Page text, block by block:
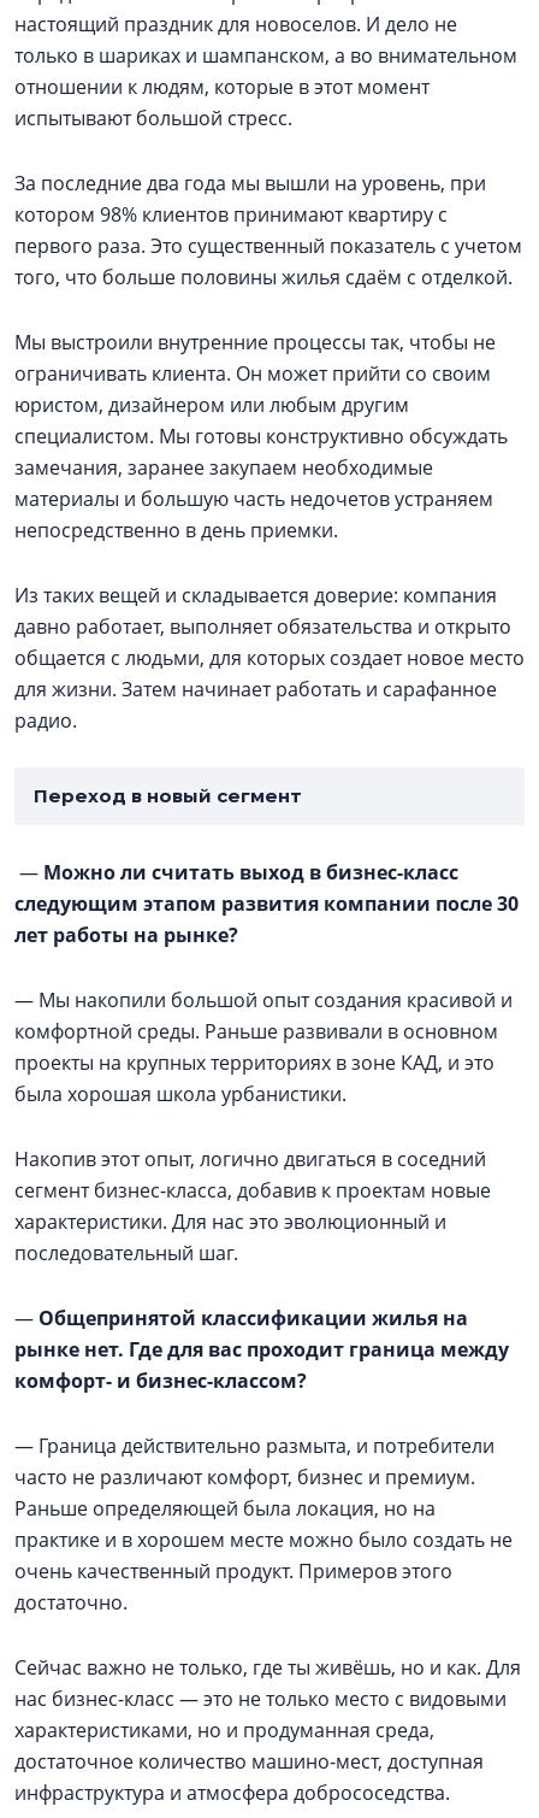
настоящий праздник для новоселов. И дело не
только в шариках и шампанском, а во внимательном
отношении к людям, которые в этот момент
испытывают большой стресс.
За последние два года мы вышли на уровень, при
котором 98% клиентов принимают квартиру с
первого раза. Это существенный показатель с учетом
того, что больше половины жилья сдаём с отделкой.
Мы выстроили внутренние процессы так, чтобы не
ограничивать клиента. Он может прийти со своим
юристом, дизайнером или любым другим
специалистом. Мы готовы конструктивно обсуждать
замечания, заранее закупаем необходимые
материалы и большую часть недочетов устраняем
непосредственно в день приемки.
Из таких вещей и складывается доверие: компания
давно работает, выполняет обязательства и открыто
общается с людьми, для которых создает новое место
для жизни. Затем начинает работать и сарафанное
радио.
Переход в новый сегмент
— Можно ли считать выход в бизнес-класс
следующим этапом развития компании после 30
лет работы на рынке?
— Мы накопили большой опыт создания красивой и
комфортной среды. Раньше развивали в основном
проекты на крупных территориях в зоне КАД, и это
была хорошая школа урбанистики.
Накопив этот опыт, логично двигаться в соседний
сегмент бизнес-класса, добавив к проектам новые
характеристики. Для нас это эволюционный и
последовательный шаг.
— Общепринятой классификации жилья на
рынке нет. Где для вас проходит граница между
комфорт- и бизнес-классом?
— Граница действительно размыта, и потребители
часто не различают комфорт, бизнес и премиум.
Раньше определяющей была локация, но на
практике и в хорошем месте можно было создать не
очень качественный продукт. Примеров этого
достаточно.
Сейчас важно не только, где ты живёшь, но и как. Для
нас бизнес-класс — это не только место с видовыми
характеристиками, но и продуманная среда,
достаточное количество машино-мест, доступная
инфраструктура и атмосфера добрососедства.